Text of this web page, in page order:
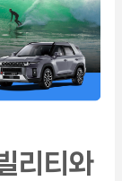
리티와